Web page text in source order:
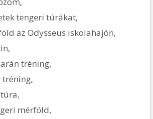
tengeri túrákat,
az Odysseus iskolahajón,
tréning,
tréning,
mérföld,